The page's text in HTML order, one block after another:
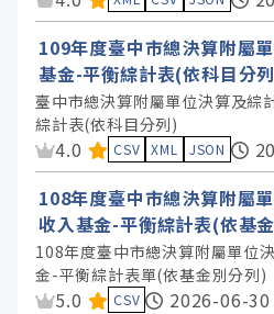
109年度臺中市總決算附屬
基金-平衡綜計表(依科目分
臺中市總決算附屬單位決算及
綜計表(依科目分列)
資料集評分：
4.0 CSV XML JSON
108年度臺中市總決算附屬
收入基金-平衡綜計表(依基
108年度臺中市總決算附屬單位
金-平衡綜計表單(依基金別分列)
資料集評分：
5.0 CSV
2026-06-